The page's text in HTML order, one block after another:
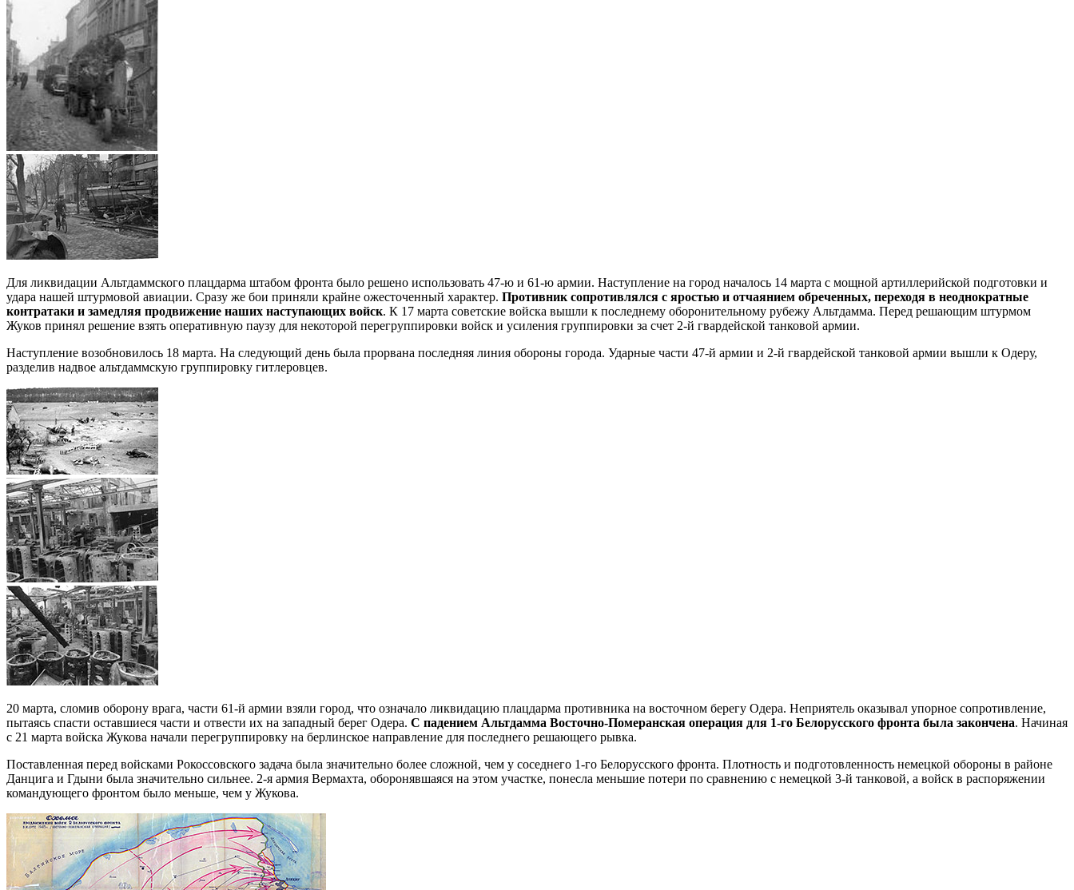
Для ликвидации Альтдаммского плацдарма штабом фронта было решено использовать 47-ю и 61-ю армии. Наступление на город началось 14 марта с мощной артиллерийской подготовки и
удара нашей штурмовой авиации. Сразу же бои приняли крайне ожесточенный характер. Противник сопротивлялся с яростью и отчаянием обреченных, переходя в неоднократные
контратаки и замедляя продвижение наших наступающих войск. К 17 марта советские войска вышли к последнему оборонительному рубежу Альтдамма. Перед решающим штурмом
Жуков принял решение взять оперативную паузу для некоторой перегруппировки войск и усиления группировки за счет 2-й гвардейской танковой армии.
Наступление возобновилось 18 марта. На следующий день была прорвана последняя линия обороны города. Ударные части 47-й армии и 2-й гвардейской танковой армии вышли к Одеру,
разделив надвое альтдаммскую группировку гитлеровцев.
20 марта, сломив оборону врага, части 61-й армии взяли город, что означало ликвидацию плацдарма противника на восточном берегу Одера. Неприятель оказывал упорное сопротивление,
пытаясь спасти оставшиеся части и отвести их на западный берег Одера. С падением Альтдамма Восточно-Померанская операция для 1-го Белорусского фронта была закончена. Начиная
с 21 марта войска Жукова начали перегруппировку на берлинское направление для последнего решающего рывка.
Поставленная перед войсками Рокоссовского задача была значительно более сложной, чем у соседнего 1-го Белорусского фронта. Плотность и подготовленность немецкой обороны в районе
Данцига и Гдыни была значительно сильнее. 2-я армия Вермахта, оборонявшаяся на этом участке, понесла меньшие потери по сравнению с немецкой 3-й танковой, а войск в распоряжении
командующего фронтом было меньше, чем у Жукова.